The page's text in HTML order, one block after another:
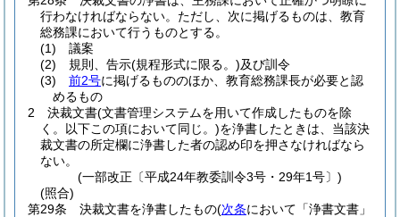
行わなければならない。 ただし、次に掲げるものは、教育
総務課において行うものとする。
(1)
議案
(2)
規則、告示(規程形式に限る。)及び訓令
(3)
前2号に掲げるもののほか、教育総務課長が必要と認
めるもの
2
決裁文書(文書管理システムを用いて作成したものを除
く。以下この項において同じ。)を浄書したときは、当該決
裁文書の所定欄に浄書した者の認め印を押さなければなら
ない。
(一部改正〔平成24年教委訓令3号・29年1号〕)
(照合)
第29条
決裁文書を浄書したもの(次条において「浄書文書」